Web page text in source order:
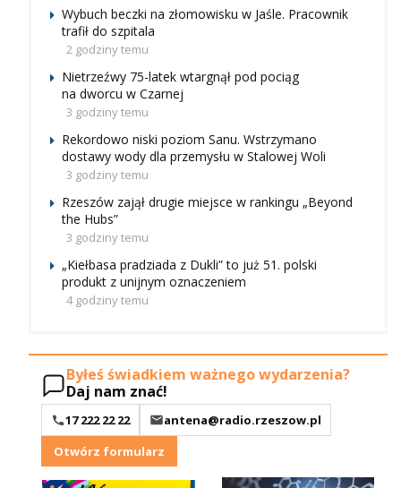
Wybuch beczki na złomowisku w Jaśle. Pracownik
trafił do szpitala
2 godziny temu
Nietrzeźwy 75-latek wtargnął pod pociąg
na dworcu w Czarnej
3 godziny temu
Rekordowo niski poziom Sanu. Wstrzymano
dostawy wody dla przemysłu w Stalowej Woli
3 godziny temu
Rzeszów zajął drugie miejsce w rankingu „Beyond
the Hubs”
3 godziny temu
„Kiełbasa pradziada z Dukli” to już 51. polski
produkt z unijnym oznaczeniem
4 godziny temu
Byłeś świadkiem ważnego wydarzenia?
Daj nam znać!
17 222 22 22
antena@radio.rzeszow.pl
Otwórz formularz